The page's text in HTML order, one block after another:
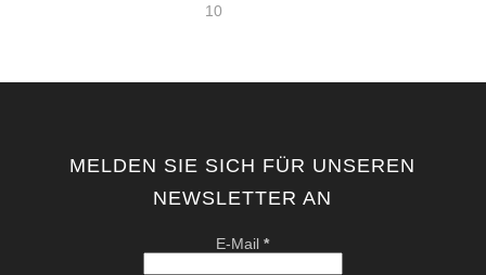
10
MELDEN SIE SICH FÜR UNSEREN
NEWSLETTER AN
E-Mail*